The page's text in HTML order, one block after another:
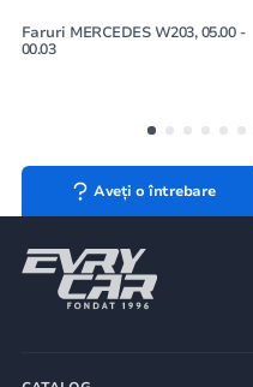
Faruri MERCEDES W203, 05.00 -
00.03
Aveți o întrebare